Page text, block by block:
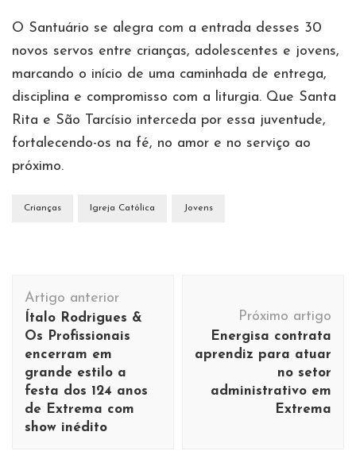
O Santuário se alegra com a entrada desses 30
novos servos entre crianças, adolescentes e jovens,
marcando o início de uma caminhada de entrega,
disciplina e compromisso com a liturgia. Que Santa
Rita e São Tarcísio interceda por essa juventude,
fortalecendo-os na fé, no amor e no serviço ao
próximo.
Crianças Igreja Católica Jovens
Navegação
de
post
Artigo anterior
Ítalo Rodrigues &
Os Profissionais
encerram em
grande estilo a
festa dos 124 anos
de Extrema com
show inédito
Próximo artigo
Energisa contrata
aprendiz para atuar
no setor
administrativo em
Extrema